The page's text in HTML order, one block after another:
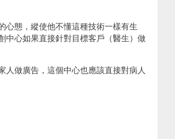
心態，縱使他不懂這種技術一樣有生
中心如果直接針對目標客戶（醫生）做
做廣告，這個中心也應該直接對病人